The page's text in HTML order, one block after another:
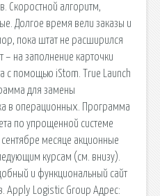
Скоростной алгоритм,
Долгое время вели заказы и
пока штат не расширился
– на заполнение карточки
с помощью iStom. True Launch
для замены
в операционных. Программа
по упрощенной системе
месяце акционные
курсам (см. внизу).
и функциональный сайт
Apply Logistic Group Адрес: